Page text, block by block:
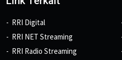
RRI Digital
RRI NET Streaming
RRI Radio Streaming